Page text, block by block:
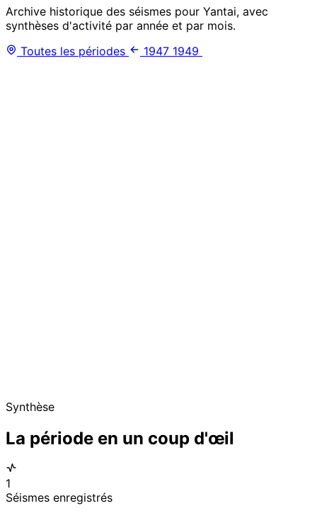
Archive historique des séismes pour Yantai, avec
synthèses d'activité par année et par mois.
Toutes les périodes
1947 1949
Synthèse
La période en un coup d'œil
1
Séismes enregistrés